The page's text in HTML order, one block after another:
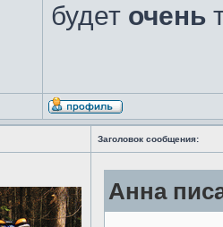
будет очень
Заголовок сообщения:
Анна